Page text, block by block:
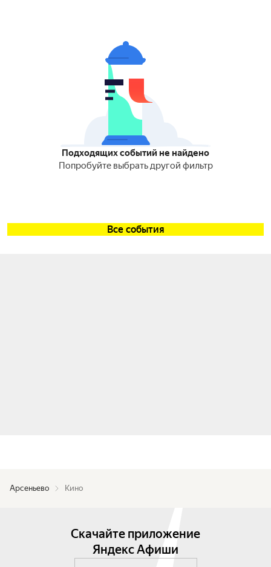
Подходящих событий не найдено
Попробуйте выбрать другой фильтр
Все события
Арсеньево Кино
Скачайте приложение
Яндекс Афиши